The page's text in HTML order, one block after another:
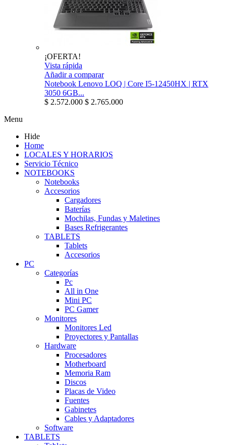
¡OFERTA!
Vista rápida
Añadir a comparar
Notebook Lenovo LOQ | Core I5-12450HX | RTX
3050 6GB...
$ 2.572.000 $ 2.765.000
Menu
Hide
Home
LOCALES Y HORARIOS
Servicio Técnico
NOTEBOOKS
Notebooks
Accesorios
Cargadores
Baterías
Mochilas, Fundas y Maletines
Bases Refrigerantes
TABLETS
Tablets
Accesorios
PC
Categorías
Pc
All in One
Mini PC
PC Gamer
Monitores
Monitores Led
Proyectores y Pantallas
Hardware
Procesadores
Motherboard
Memoria Ram
Discos
Placas de Video
Fuentes
Gabinetes
Cables y Adaptadores
Software
TABLETS